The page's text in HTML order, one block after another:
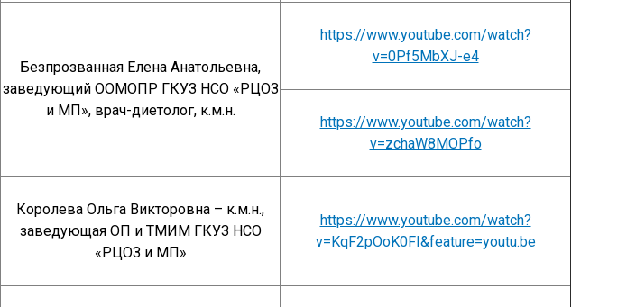
Безпрозванная Елена Анатольевна,
заведующий ООМОПР ГКУЗ НСО «РЦОЗ
и МП», врач-диетолог, к.м.н.
https://www.youtube.com/watch?
v=0Pf5MbXJ-e4
https://www.youtube.com/watch?
v=zchaW8MOPfo
Королева Ольга Викторовна – к.м.н.,
заведующая ОП и ТМИМ ГКУЗ НСО
«РЦОЗ и МП»
https://www.youtube.com/watch?
v=KqF2pOoK0FI&feature=youtu.be